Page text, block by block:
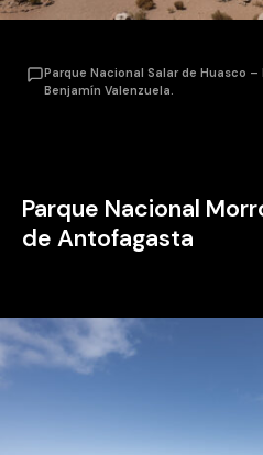
Parque Nacional Salar de Huasco
Benjamín Valenzuela.
Parque Nacional
de Antofagasta